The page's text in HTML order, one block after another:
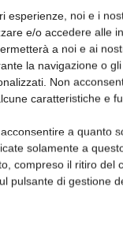
esperienze, noi e i
e/o accedere alle
a noi e ai
la navigazione o
Non
caratteristiche e
a quanto
solamente a
compreso il ritiro del
pulsante di gestione
Baldrighi per
agli enti
fiducioso in
riprendere la
e alla
nostra
stata
anni il suo